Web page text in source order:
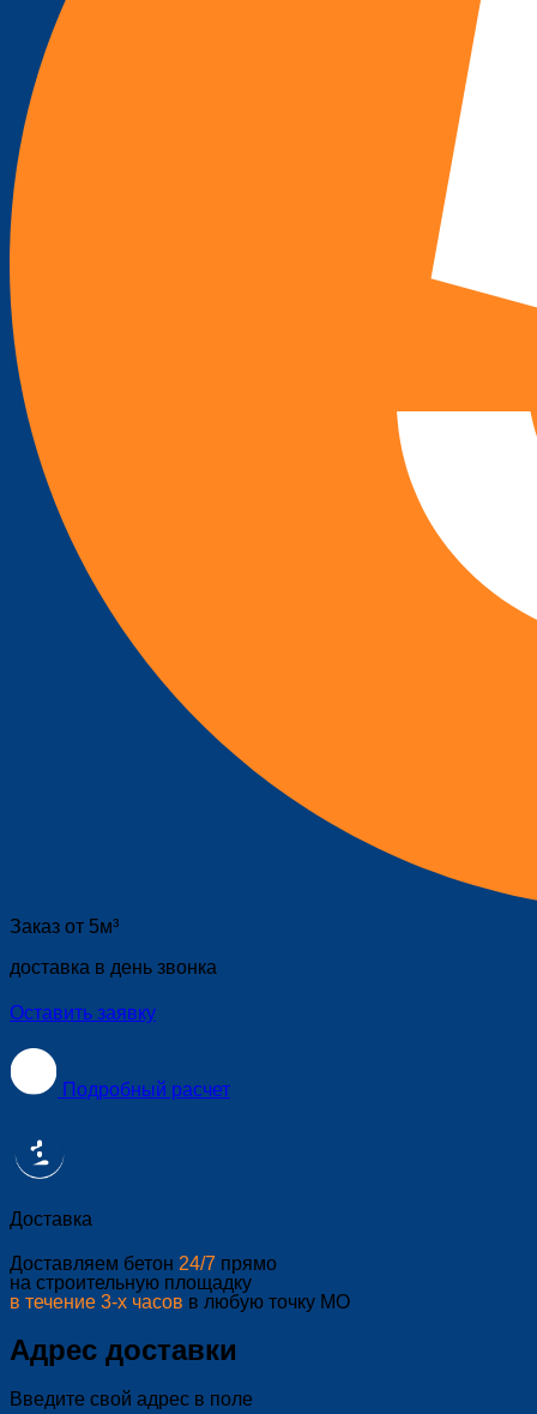
Заказ от 5м³
доставка в день звонка
Оставить заявку
Подробный расчет
Доставка
Доставляем бетон 24/7 прямо
на строительную площадку
в течение 3-х часов в любую точку МО
Адрес доставки
Введите свой адрес в поле